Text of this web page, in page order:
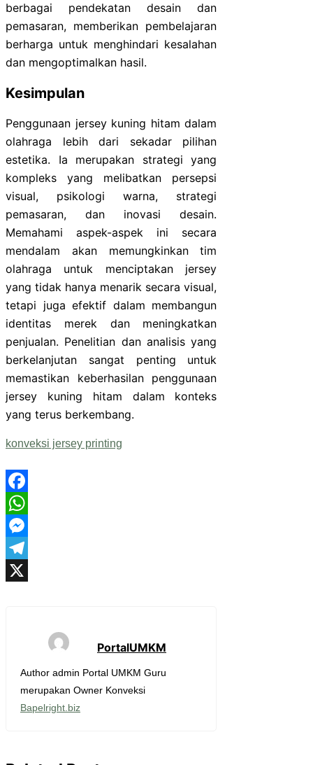
berbagai pendekatan desain dan
pemasaran, memberikan pembelajaran
berharga untuk menghindari kesalahan
dan mengoptimalkan hasil.
Kesimpulan
Penggunaan jersey kuning hitam dalam
olahraga lebih dari sekadar pilihan
estetika. Ia merupakan strategi yang
kompleks yang melibatkan persepsi
visual, psikologi warna, strategi
pemasaran, dan inovasi desain.
Memahami aspek-aspek ini secara
mendalam akan memungkinkan tim
olahraga untuk menciptakan jersey
yang tidak hanya menarik secara visual,
tetapi juga efektif dalam membangun
identitas merek dan meningkatkan
penjualan. Penelitian dan analisis yang
berkelanjutan sangat penting untuk
memastikan keberhasilan penggunaan
jersey kuning hitam dalam konteks
yang terus berkembang.
konveksi jersey printing
Facebook
WhatsApp
Messenger
Telegram
PortalUMKM
Author admin Portal UMKM Guru
merupakan Owner Konveksi
Bapelright.biz